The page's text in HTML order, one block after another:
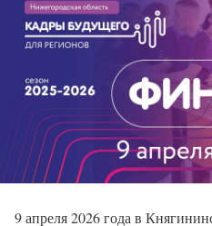
9 апреля 2026 года в